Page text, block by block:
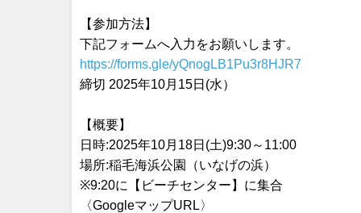
【参加方法】
下記フォームへ入力をお願いします。
https://forms.gle/yQnogLB1Pu3r8HJR7
締切 2025年10月15日(水）
【概要】
日時:2025年10月18日(土)9:30～11:00
場所:稲毛海浜公園（いなげの浜）
※9:20に【ビーチセンター】に集合
〈GoogleマップURL〉